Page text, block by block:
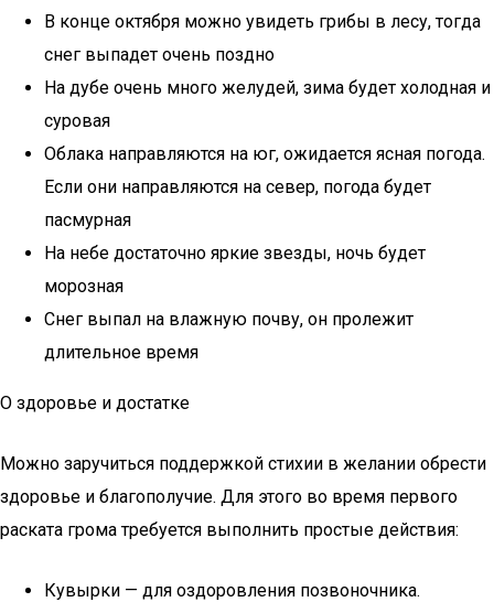
В конце октября можно увидеть грибы в лесу, тогда
снег выпадет очень поздно
На дубе очень много желудей, зима будет холодная и
суровая
Облака направляются на юг, ожидается ясная погода.
Если они направляются на север, погода будет
пасмурная
На небе достаточно яркие звезды, ночь будет
морозная
Снег выпал на влажную почву, он пролежит
длительное время
О здоровье и достатке
Можно заручиться поддержкой стихии в желании обрести
здоровье и благополучие. Для этого во время первого
раската грома требуется выполнить простые действия:
Кувырки — для оздоровления позвоночника.